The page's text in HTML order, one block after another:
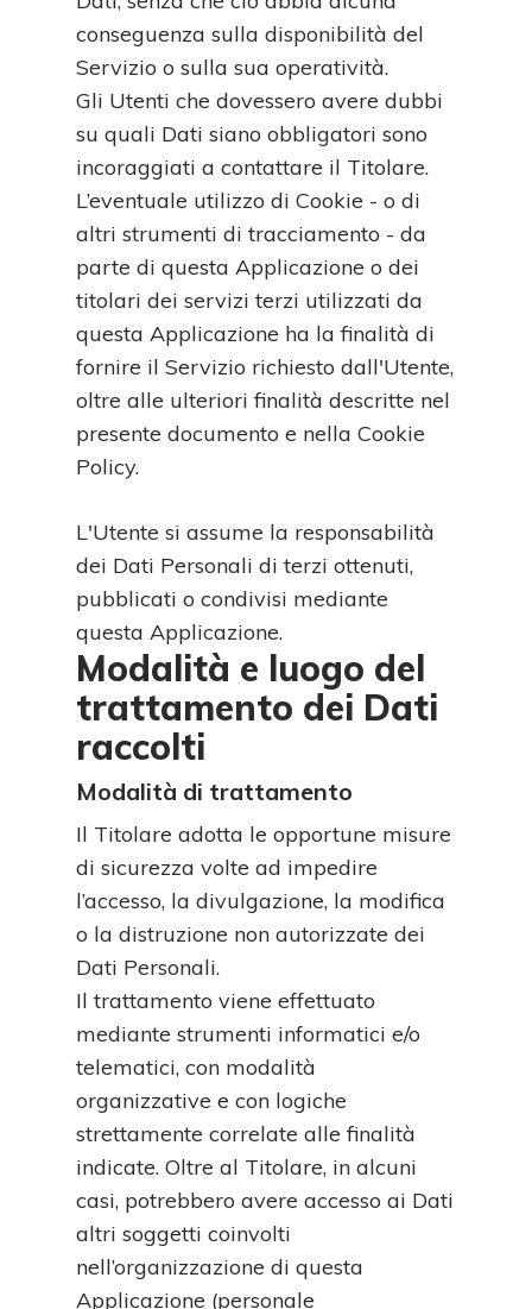
conseguenza sulla disponibilità del
Servizio o sulla sua operatività.
Gli Utenti che dovessero avere dubbi
su quali Dati siano obbligatori sono
incoraggiati a contattare il Titolare.
L’eventuale utilizzo di Cookie - o di
altri strumenti di tracciamento - da
parte di questa Applicazione o dei
titolari dei servizi terzi utilizzati da
questa Applicazione ha la finalità di
fornire il Servizio richiesto dall'Utente,
oltre alle ulteriori finalità descritte nel
presente documento e nella Cookie
Policy.
L'Utente si assume la responsabilità
dei Dati Personali di terzi ottenuti,
pubblicati o condivisi mediante
questa Applicazione.
Modalità e luogo del
trattamento dei Dati
raccolti
Modalità di trattamento
Il Titolare adotta le opportune misure
di sicurezza volte ad impedire
l’accesso, la divulgazione, la modifica
o la distruzione non autorizzate dei
Dati Personali.
Il trattamento viene effettuato
mediante strumenti informatici e/o
telematici, con modalità
organizzative e con logiche
strettamente correlate alle finalità
indicate. Oltre al Titolare, in alcuni
casi, potrebbero avere accesso ai Dati
altri soggetti coinvolti
nell’organizzazione di questa
Applicazione (personale